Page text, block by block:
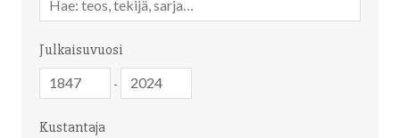
sanahaku
Julkaisuvuosi
-
Kustantaja